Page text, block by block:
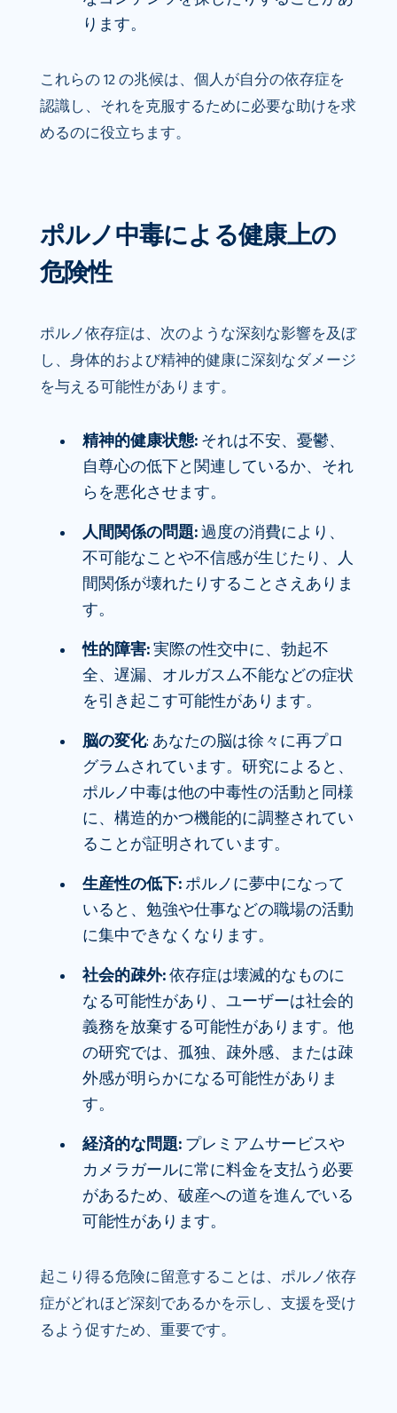
ります。
これらの 12 の兆候は、個人が自分の依存症を
認識し、それを克服するために必要な助けを求
めるのに役立ちます。
ポルノ中毒による健康上の
危険性
ポルノ依存症は、次のような深刻な影響を及ぼ
し、身体的および精神的健康に深刻なダメージ
を与える可能性があります。
精神的健康状態:それは不安、憂鬱、
自尊心の低下と関連しているか、それ
らを悪化させます。
人間関係の問題: 過度の消費により、
不可能なことや不信感が生じたり、人
間関係が壊れたりすることさえありま
す。
性的障害: 実際の性交中に、勃起不
全、遅漏、オルガスム不能などの症状
を引き起こす可能性があります。
脳の変化: あなたの脳は徐々に再プロ
グラムされています。研究によると、
ポルノ中毒は他の中毒性の活動と同様
に、構造的かつ機能的に調整されてい
ることが証明されています。
生産性の低下: ポルノに夢中になって
いると、勉強や仕事などの職場の活動
に集中できなくなります。
社会的疎外:依存症は壊滅的なものに
なる可能性があり、ユーザーは社会的
義務を放棄する可能性があります。他
の研究では、孤独、疎外感、または疎
外感が明らかになる可能性がありま
す。
経済的な問題: プレミアムサービスや
カメラガールに常に料金を支払う必要
があるため、破産への道を進んでいる
可能性があります。
起こり得る危険に留意することは、ポルノ依存
症がどれほど深刻であるかを示し、支援を受け
るよう促すため、重要です。